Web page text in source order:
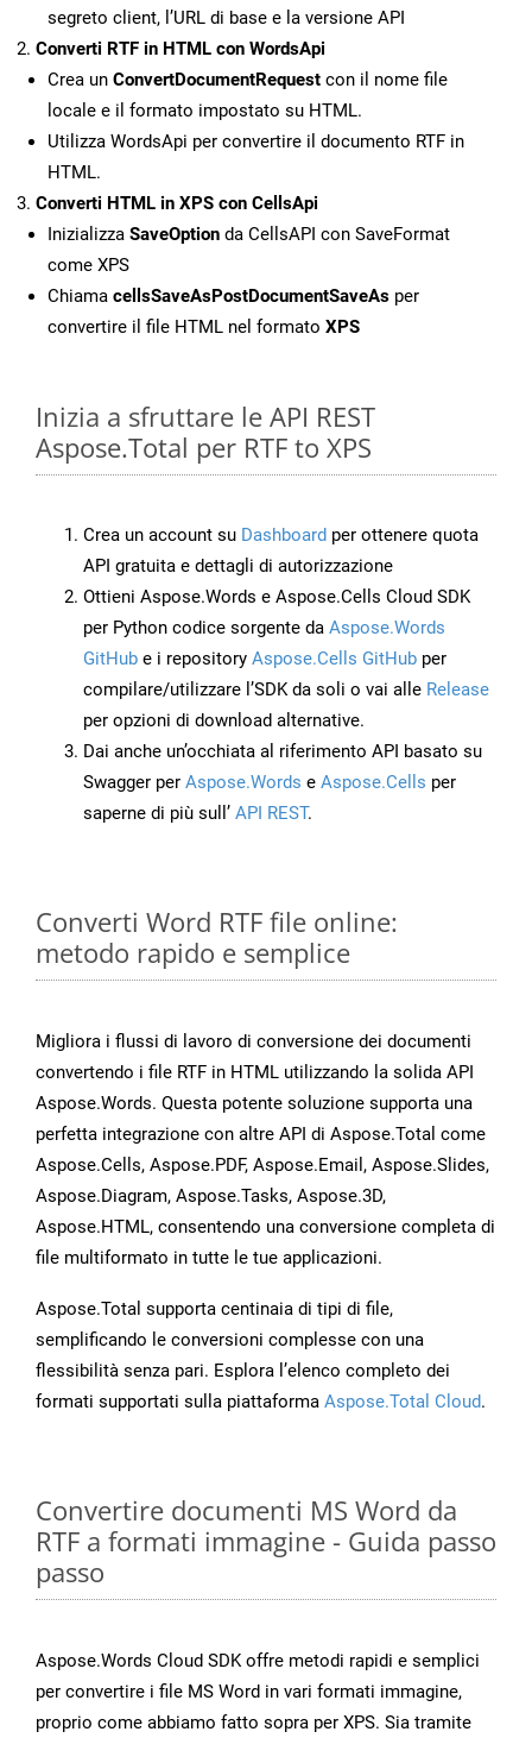
segreto client, l’URL di base e la versione API
Converti RTF in HTML con WordsApi
Crea un ConvertDocumentRequest con il nome file
locale e il formato impostato su HTML.
Utilizza WordsApi per convertire il documento RTF in
HTML.
Converti HTML in XPS con CellsApi
Inizializza SaveOption da CellsAPI con SaveFormat
come XPS
Chiama cellsSaveAsPostDocumentSaveAs per
convertire il file HTML nel formato XPS
Inizia a sfruttare le API REST
Aspose.Total per RTF to XPS
Crea un account su Dashboard per ottenere quota
API gratuita e dettagli di autorizzazione
Ottieni Aspose.Words e Aspose.Cells Cloud SDK
per Python codice sorgente da Aspose.Words
GitHub e i repository Aspose.Cells GitHub per
compilare/utilizzare l’SDK da soli o vai alle Release
per opzioni di download alternative.
Dai anche un’occhiata al riferimento API basato su
Swagger per Aspose.Words e Aspose.Cells per
saperne di più sull’ API REST.
Converti Word RTF file online:
metodo rapido e semplice
Migliora i flussi di lavoro di conversione dei documenti
convertendo i file RTF in HTML utilizzando la solida API
Aspose.Words. Questa potente soluzione supporta una
perfetta integrazione con altre API di Aspose.Total come
Aspose.Cells, Aspose.PDF, Aspose.Email, Aspose.Slides,
Aspose.Diagram, Aspose.Tasks, Aspose.3D,
Aspose.HTML, consentendo una conversione completa di
file multiformato in tutte le tue applicazioni.
Aspose.Total supporta centinaia di tipi di file,
semplificando le conversioni complesse con una
flessibilità senza pari. Esplora l’elenco completo dei
formati supportati sulla piattaforma Aspose.Total Cloud.
Convertire documenti MS Word da
RTF a formati immagine - Guida passo
passo
Aspose.Words Cloud SDK offre metodi rapidi e semplici
per convertire i file MS Word in vari formati immagine,
proprio come abbiamo fatto sopra per XPS. Sia tramite